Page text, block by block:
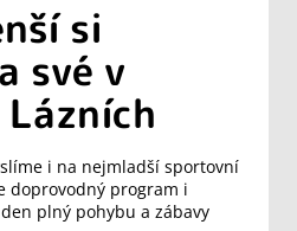
si
své v
i na nejmladší sportovní
doprovodný program i
plný pohybu a zábavy